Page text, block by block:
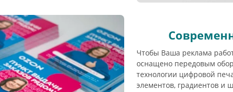
Чтобы Ваша реклама
оснащено передовым
технологии цифровой
элементов, градиентов и